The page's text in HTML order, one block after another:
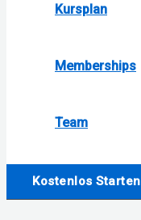
Kursplan
Memberships
Team
Kostenlos Starten